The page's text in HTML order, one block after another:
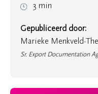
3 min
Gepubliceerd door:
Marieke Menkveld-
Sr. Export Documentation